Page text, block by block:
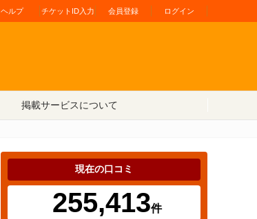
ヘルプ チケットID入力 会員登録 ログイン
掲載サービスについて
現在の口コミ
255,413件